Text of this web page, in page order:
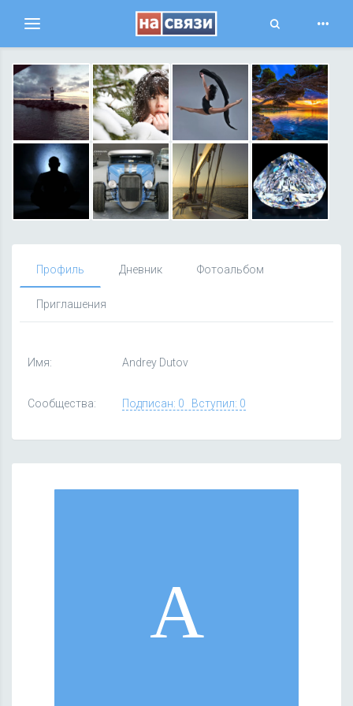
Переключить
навигацию
Toggle
Профиль Дневник Фотоальбом
Приглашения
Имя: Andrey Dutov
Сообщества: Подписан: 0 Вступил: 0
A